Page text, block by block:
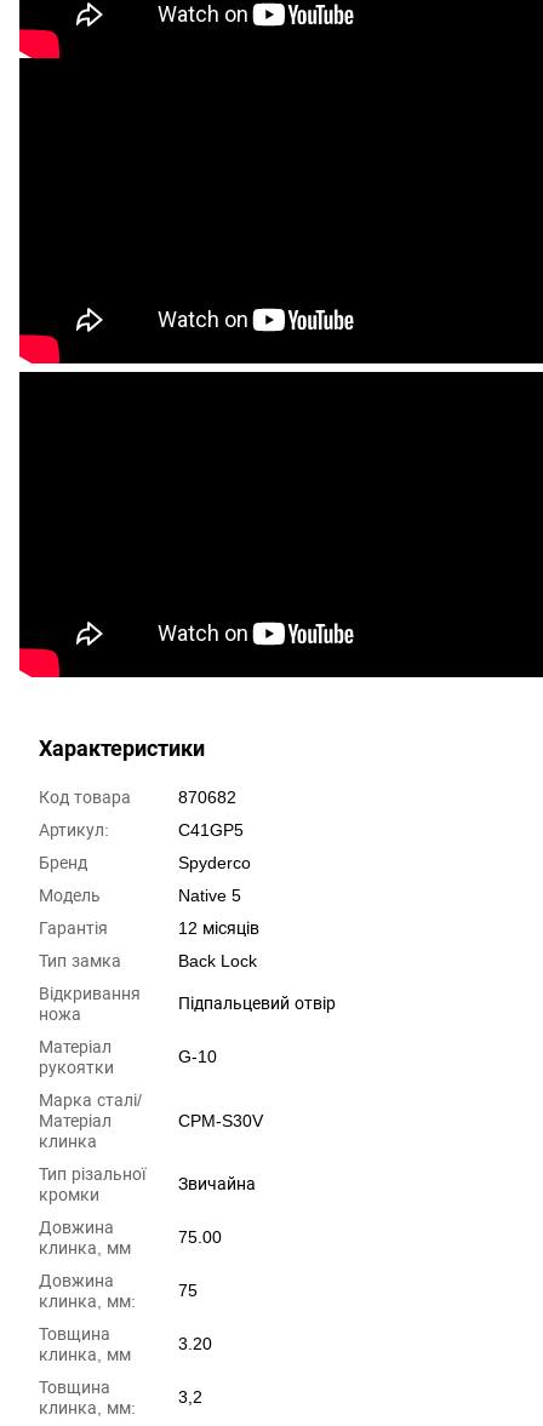
Характеристики
Код товара
870682
Артикул:
C41GP5
Бренд
Spyderco
Модель
Native 5
Гарантія
12 місяців
Тип замка
Back Lock
Відкривання
ножа
Підпальцевий отвір
Матеріал
рукоятки
G-10
Марка сталі/
Матеріал
клинка
CPM-S30V
Тип різальної
кромки
Звичайна
Довжина
клинка, мм
75.00
Довжина
клинка, мм:
75
Товщина
клинка, мм
3.20
Товщина
клинка, мм:
3,2